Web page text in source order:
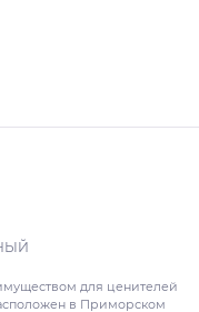
для ценителей
в Приморском